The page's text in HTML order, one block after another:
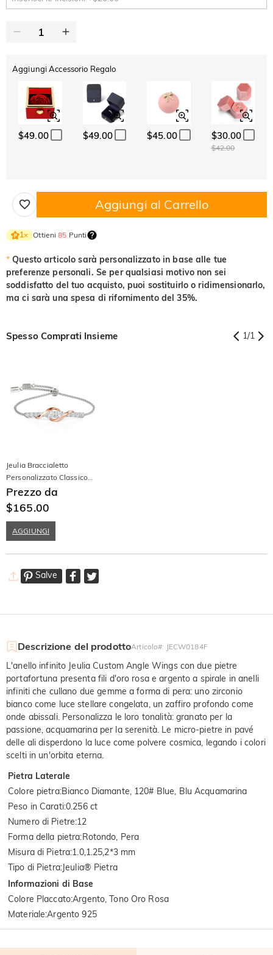
Aggiungi Accessorio Regalo
$49.00 $49.00 $45.00 $30.00
$42.00
Aggiungi al Carrello
1× Ottieni85 Punti
* Questo articolo sarà personalizzato in base alle tue
preferenze personali. Se per qualsiasi motivo non sei
soddisfatto del tuo acquisto, puoi sostituirlo o ridimensionarlo,
ma ci sarà una spesa di rifornimento del 35%.
Spesso Comprati Insieme 1/1
Jeulia Braccialetto
Personalizzato Classico
"Mai Separati"
Prezzo da
$165.00
AGGIUNGI
Salve
Descrizione del prodottoArticolo#: JECW0184F
L'anello infinito Jeulia Custom Angle Wings con due pietre
portafortuna presenta fili d'oro rosa e argento a spirale in anelli
infiniti che cullano due gemme a forma di pera: uno zirconio
bianco come luce stellare congelata, un zaffiro profondo come
onde abissali. Personalizza le loro tonalità: granato per la
passione, acquamarina per la serenità. Le micro-pietre in pavé
delle ali disperdono la luce come polvere cosmica, legando i colori
scelti in un'orbita eterna.
Pietra Laterale
Colore pietra:Bianco Diamante, 120# Blue, Blu Acquamarina
Peso in Carati:0.256 ct
Numero di Pietre:12
Forma della pietra:Rotondo, Pera
Misura di Pietra:1.0,1.25,2*3 mm
Tipo di Pietra:Jeulia® Pietra
Informazioni di Base
Colore Placcato:Argento, Tono Oro Rosa
Materiale:Argento 925